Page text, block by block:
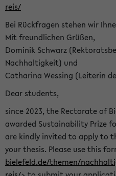
reis/
Bei Rückfragen stehen wir
Mit freundlichen Grüßen,
Dominik Schwarz
Nachhaltigkeit) und
Catharina Wessing (Leiterin
Dear students,
since 2023, the Rectorate of
awarded Sustainability Prize
are kindly invited to apply to
your thesis. Please use this
bielefeld.de/themen/